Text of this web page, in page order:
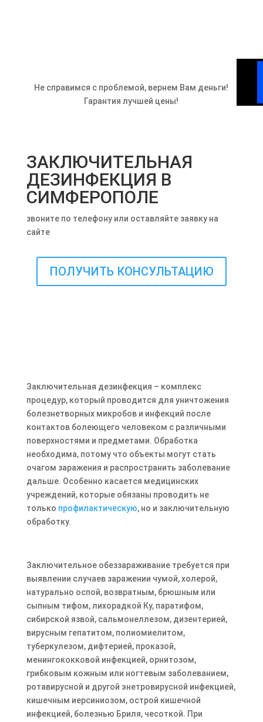
Не справимся с проблемой, вернем Вам деньги!
Гарантия лучшей цены!
ЗАКЛЮЧИТЕЛЬНАЯ
ДЕЗИНФЕКЦИЯ В
СИМФЕРОПОЛЕ
звоните по телефону или оставляйте заявку на
сайте
ПОЛУЧИТЬ КОНСУЛЬТАЦИЮ
Заключительная дезинфекция – комплекс
процедур, который проводится для уничтожения
болезнетворных микробов и инфекций после
контактов болеющего человеком с различными
поверхностями и предметами. Обработка
необходима, потому что объекты могут стать
очагом заражения и распространить заболевание
дальше. Особенно касается медицинских
учреждений, которые обязаны проводить не
только профилактическую, но и заключительную
обработку.
Заключительное обеззараживание требуется при
выявлении случаев заражении чумой, холерой,
натурально оспой, возвратным, брюшным или
сыпным тифом, лихорадкой Ку, паратифом,
сибирской язвой, сальмонеллезом, дизентерией,
вирусным гепатитом, полиомиелитом,
туберкулезом, дифтерией, проказой,
менингококковой инфекцией, орнитозом,
грибковым кожным или ногтевым заболеванием,
ротавирусной и другой энетровирусной инфекцией,
кишечным иерсиниозом, острой кишечной
инфекцией, болезнью Бриля, чесоткой. При